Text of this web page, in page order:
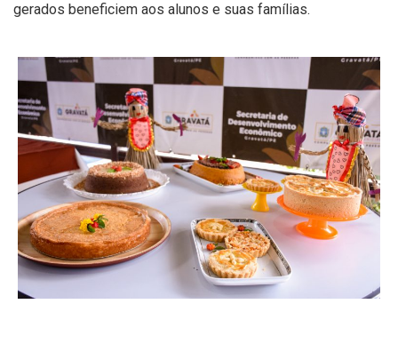
gerados beneficiem aos alunos e suas famílias.